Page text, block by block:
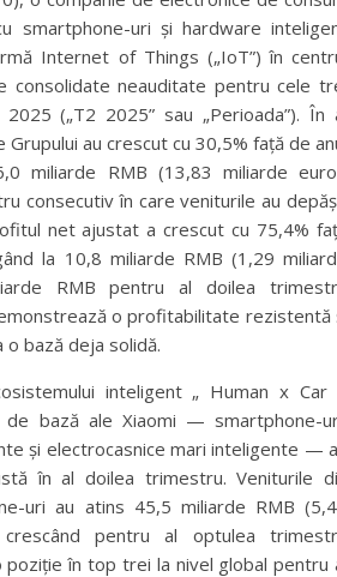
smartphone-uri și hardware
Internet of Things („IoT”) în
consolidate neauditate pentru cele
(„T2 2025” sau „Perioada”). În
au crescut cu 30,5% față de
miliarde RMB (13,83 miliarde
consecutiv în care veniturile au
net ajustat a crescut cu 75,4%
la 10,8 miliarde RMB (1,29
RMB pentru al doilea
o profitabilitate rezistentă
bază deja solidă.
inteligent „ Human x Car
de bază ale Xiaomi — smartphone-
și electrocasnice mari inteligente —
în al doilea trimestru. Veniturile
uri au atins 45,5 miliarde RMB
pentru al optulea
poziție în top trei la nivel global pentru